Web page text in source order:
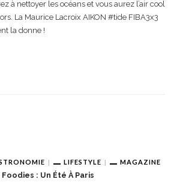
à nettoyer les océans et vous aurez l’air cool
La Maurice Lacroix AIKON #tide FIBA3x3
la donne !
LIFESTYLE MAGAZINE
: Un Été À Paris